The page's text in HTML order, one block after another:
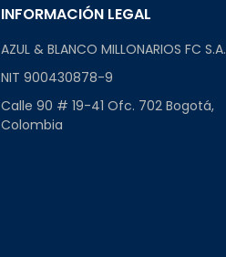
INFORMACIÓN LEGAL
AZUL & BLANCO MILLONARIOS FC S.A.
NIT 900430878-9
Calle 90 # 19-41 Ofc. 702 Bogotá,
Colombia